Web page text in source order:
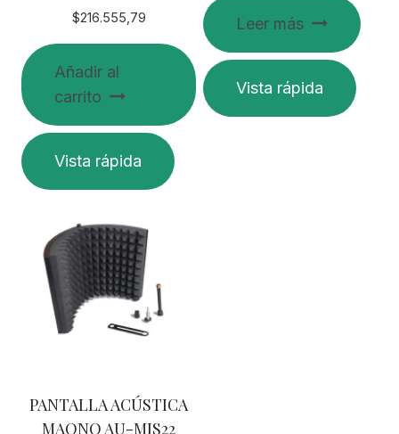
$216.555,79
Añadir al
carrito
Vista rápida
Leer más
Vista rápida
PANTALLA ACÚSTICA
MAONO AU-MIS22